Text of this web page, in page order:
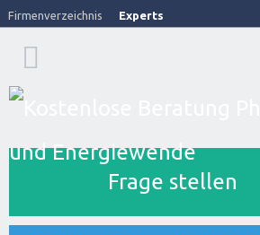
Firmenverzeichnis Experts
Frage stellen